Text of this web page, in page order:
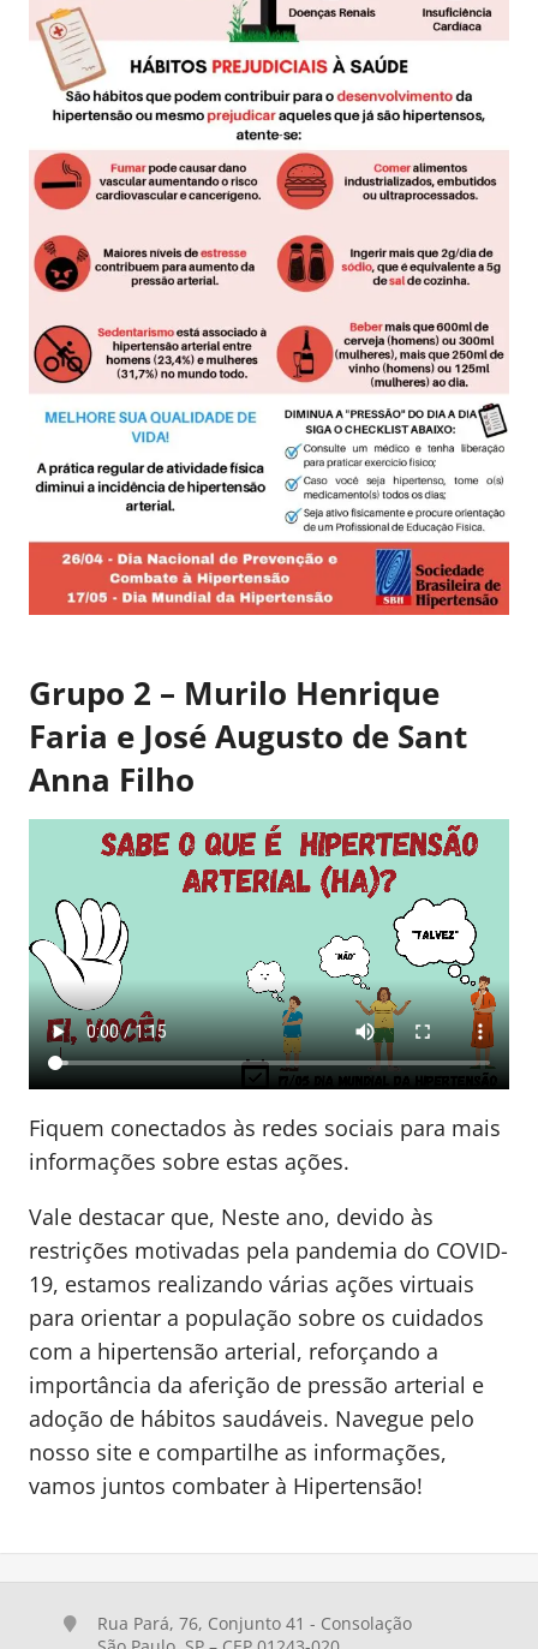
Grupo 2 – Murilo Henrique
Faria e José Augusto de Sant
Anna Filho
Fiquem conectados às redes sociais para mais
informações sobre estas ações.
Vale destacar que, Neste ano, devido às
restrições motivadas pela pandemia do COVID-
19, estamos realizando várias ações virtuais
para orientar a população sobre os cuidados
com a hipertensão arterial, reforçando a
importância da aferição de pressão arterial e
adoção de hábitos saudáveis. Navegue pelo
nosso site e compartilhe as informações,
vamos juntos combater à Hipertensão!
Rua Pará, 76, Conjunto 41 - Consolação